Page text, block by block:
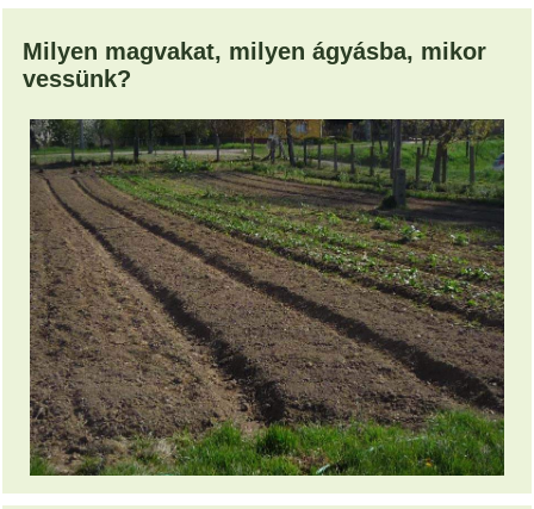
Milyen magvakat, milyen ágyásba, mikor
vessünk?